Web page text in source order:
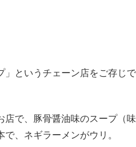
」というチェーン店をご存じで
店で、豚骨醤油味のスープ（味
、ネギラーメンがウリ。